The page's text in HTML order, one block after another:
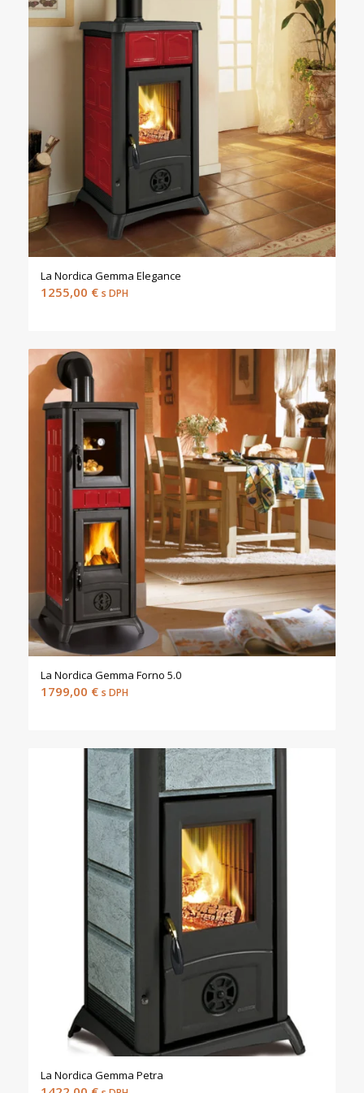
La Nordica Gemma Elegance
1255,00 € s DPH
La Nordica Gemma Forno 5.0
1799,00 € s DPH
La Nordica Gemma Petra